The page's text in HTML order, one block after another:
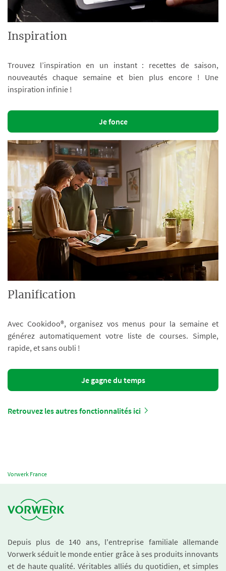
Inspiration
Trouvez l’inspiration en un instant : recettes de saison,
nouveautés chaque semaine et bien plus encore ! Une
inspiration infinie !
Je fonce
Planification
Avec Cookidoo®, organisez vos menus pour la semaine et
générez automatiquement votre liste de courses. Simple,
rapide, et sans oubli !
Je gagne du temps
Retrouvez les autres fonctionnalités ici
Vorwerk France
Depuis plus de 140 ans, l'entreprise familiale allemande
Vorwerk séduit le monde entier grâce à ses produits innovants
et de haute qualité. Véritables alliés du quotidien, et simples